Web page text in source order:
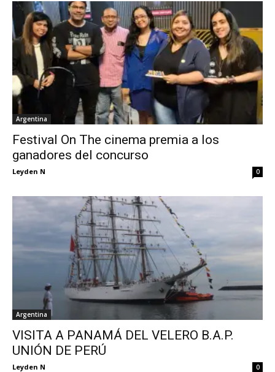
Argentina
Festival On The cinema premia a los
ganadores del concurso
Leyden N 0
Argentina
VISITA A PANAMÁ DEL VELERO B.A.P.
UNIÓN DE PERÚ
Leyden N 0